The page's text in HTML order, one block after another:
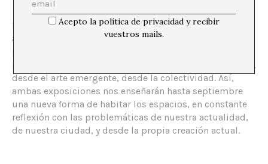
En definitiva, esta segunda exposición construye una
atmósfera terrorífica, mediante la cual nos dirige a las
problemáticas del presente desde un ángulo oscuro y
partiendo de obras de jóvenes artistas contemporáneos,
desde el arte emergente, desde la colectividad. Así,
ambas exposiciones nos enseñarán hasta septiembre
una nueva forma de habitar los espacios, en constante
reflexión con las problemáticas de nuestra actualidad,
de nuestra ciudad, y desde la propia creación actual.
Acepto la política de privacidad y recibir
vuestros mails.